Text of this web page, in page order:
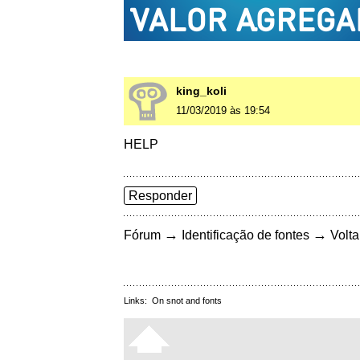
king_koli
11/03/2019 às 19:54
HELP
Responder
Fórum → Identificação de fontes →
Links: On snot and fonts